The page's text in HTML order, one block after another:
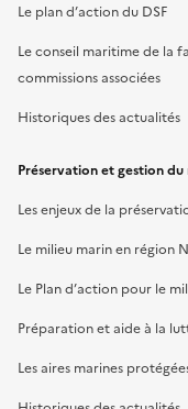
Le plan d’action du DSF
Le conseil maritime de la
commissions associées
Historiques des actualités
Préservation et gestion
Les enjeux de la
Le milieu marin en région
Le Plan d’action pour le
Préparation et aide à la
Les aires marines